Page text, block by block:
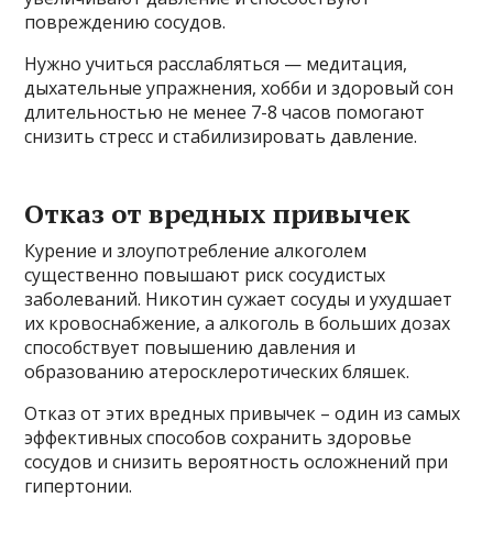
повреждению сосудов.
Нужно учиться расслабляться — медитация,
дыхательные упражнения, хобби и здоровый сон
длительностью не менее 7-8 часов помогают
снизить стресс и стабилизировать давление.
Отказ от вредных привычек
Курение и злоупотребление алкоголем
существенно повышают риск сосудистых
заболеваний. Никотин сужает сосуды и ухудшает
их кровоснабжение, а алкоголь в больших дозах
способствует повышению давления и
образованию атеросклеротических бляшек.
Отказ от этих вредных привычек – один из самых
эффективных способов сохранить здоровье
сосудов и снизить вероятность осложнений при
гипертонии.